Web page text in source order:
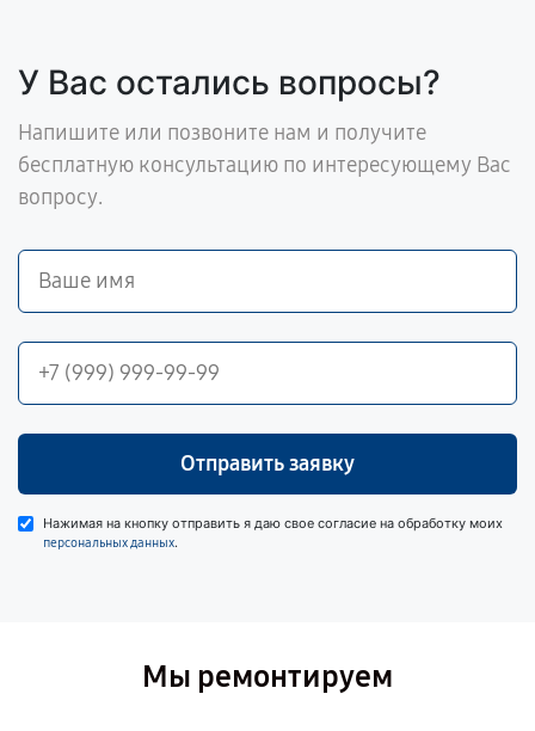
У Вас остались вопросы?
Напишите или позвоните нам и получите
бесплатную консультацию по интересующему Вас
вопросу.
Отправить заявку
Нажимая на кнопку отправить я даю свое согласие на обработку моих
персональных данных.
Мы ремонтируем